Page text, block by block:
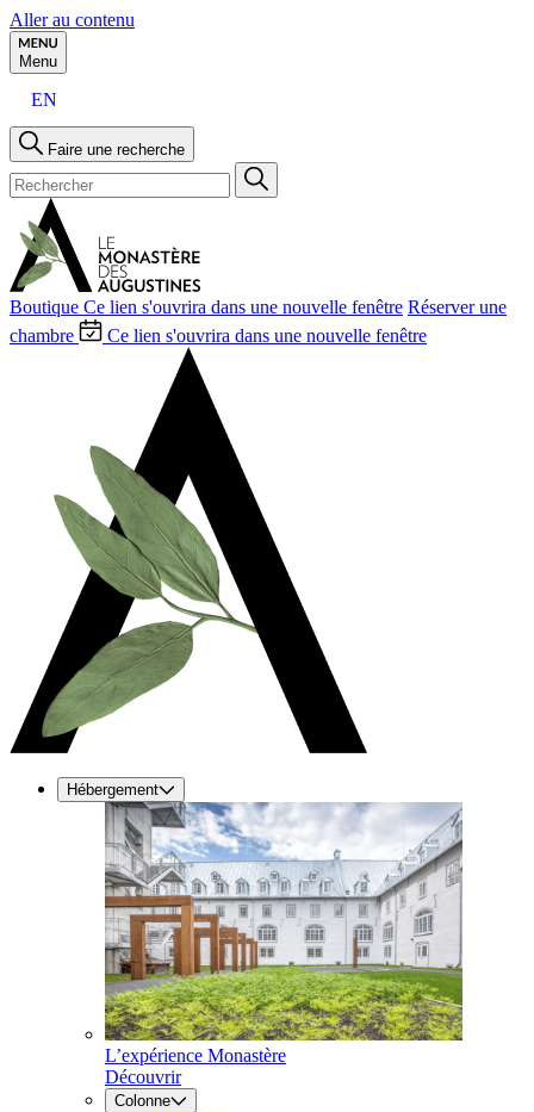
Aller au contenu
Menu
EN
Faire une recherche
Boutique Ce lien s'ouvrira dans une nouvelle fenêtre Réserver une
chambre
Ce lien s'ouvrira dans une nouvelle fenêtre
Hébergement
L’expérience Monastère
Découvrir
Colonne